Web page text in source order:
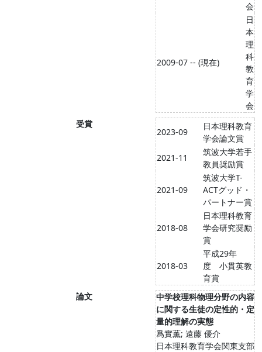
会
2009-07 -- (現在)
日
本
理
科
教
育
学
会
受賞
2023-09
日本理科教育
学会論文賞
2021-11
筑波大学若手
教員奨励賞
2021-09
筑波大学T-
ACTグッド・
パートナー賞
2018-08
日本理科教育
学会研究奨励
賞
2018-03
平成29年
度 小貫英教
育賞
論文
中学校理科物理分野の内容
に関する生徒の定性的・定
量的理解の実態
爲實薫; 遠藤 優介
日本理科教育学会関東支部